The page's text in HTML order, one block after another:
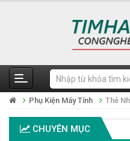
Phụ Kiện Máy Tính Thẻ
CHUYÊN MỤC